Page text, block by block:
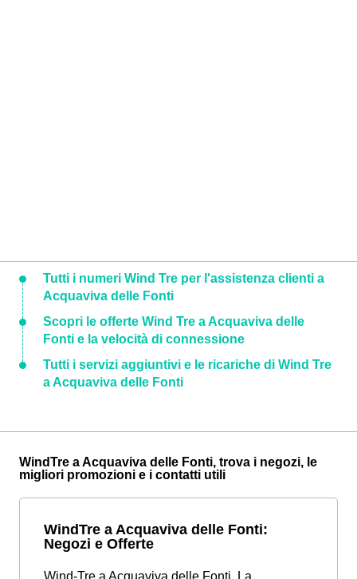
Tutti i numeri Wind Tre per l'assistenza clienti a
Acquaviva delle Fonti
Scopri le offerte Wind Tre a Acquaviva delle
Fonti e la velocità di connessione
Tutti i servizi aggiuntivi e le ricariche di Wind Tre
a Acquaviva delle Fonti
WindTre a Acquaviva delle Fonti, trova i negozi, le
migliori promozioni e i contatti utili
WindTre a Acquaviva delle Fonti:
Negozi e Offerte
Wind-Tre a Acquaviva delle Fonti. La